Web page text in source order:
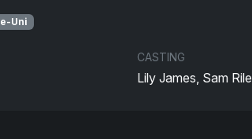
Uni
CASTING
Lily James, Sam